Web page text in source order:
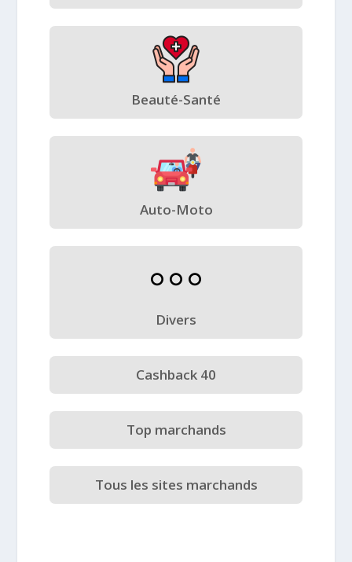
Beauté-Santé
Auto-Moto
Divers
Cashback 40
Top marchands
Tous les sites marchands